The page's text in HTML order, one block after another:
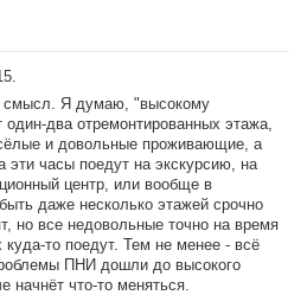
смысл. Я думаю, "высокому
один-два отремонтированных этажа,
и довольные проживающие, а
эти часы поедут на экскурсию, на
центр, или вообще в
даже несколько этажей срочно
но все недовольные точно на время
то поедут. Тем не менее - всё
ПНИ дошли до высокого
начнёт что-то меняться.